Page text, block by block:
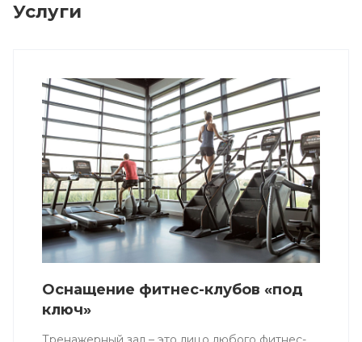
Услуги
Оснащение фитнес-клубов «под
ключ»